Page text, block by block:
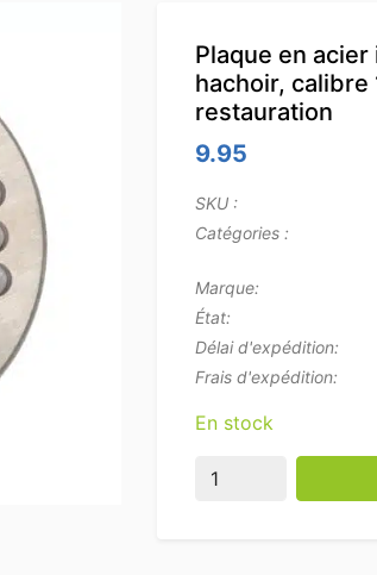
Plaque en
hachoir, calibre
restauration
9.95
SKU :
Catégories :
Marque:
État:
Délai d'expédition:
Frais d'expédition:
En stock
quantité de